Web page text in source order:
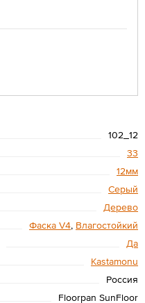
102_12
33
12мм
Серый
Дерево
Фаска V4, Влагостойкий
Да
Kastamonu
Россия
Floorpan SunFloor